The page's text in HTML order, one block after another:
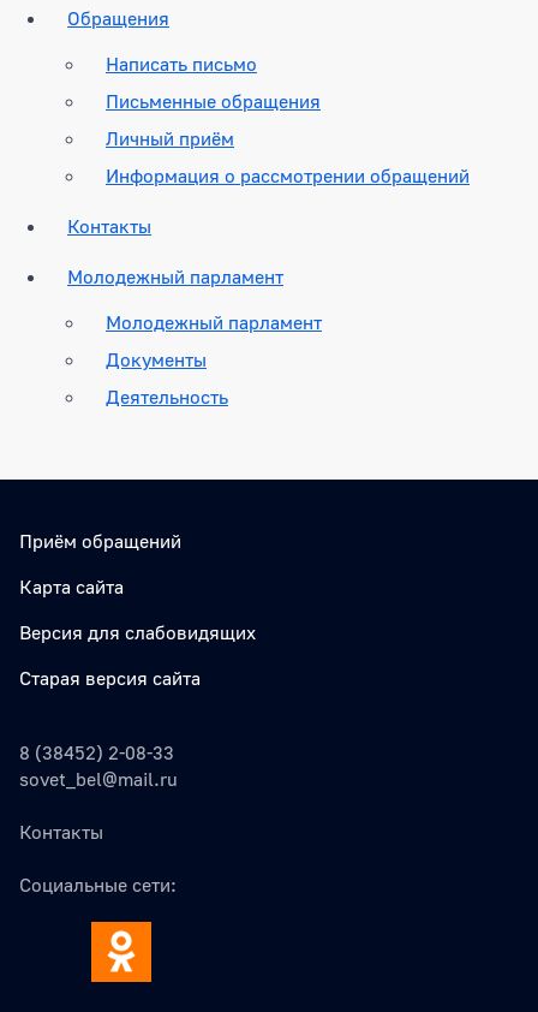
Обращения
Написать письмо
Письменные обращения
Личный приём
Информация о рассмотрении обращений
Контакты
Молодежный парламент
Молодежный парламент
Документы
Деятельность
Приём обращений
Карта сайта
Версия для слабовидящих
Старая версия сайта
8 (38452) 2-08-33
sovet_bel@mail.ru
Контакты
Социальные сети: